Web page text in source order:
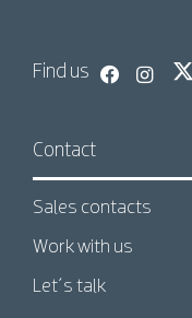
Find us
Contact
Sales contacts
Work with us
Let´s talk